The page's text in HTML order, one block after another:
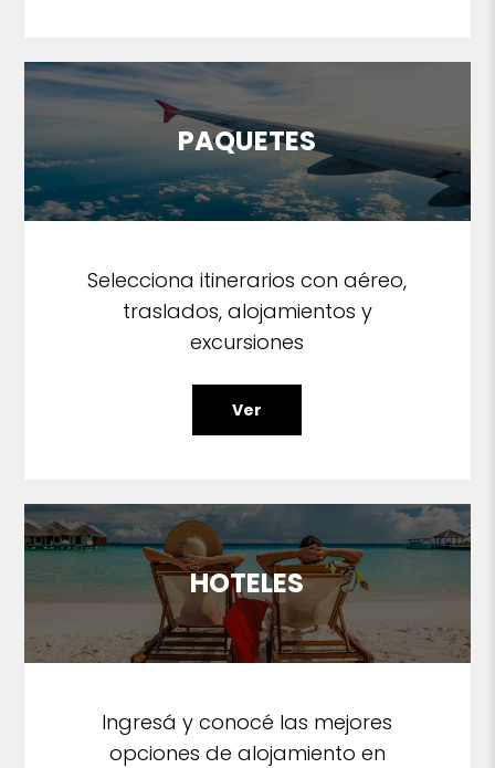
PAQUETES
Selecciona itinerarios con aéreo,
traslados, alojamientos y
excursiones
Ver
HOTELES
Ingresá y conocé las mejores
opciones de alojamiento en